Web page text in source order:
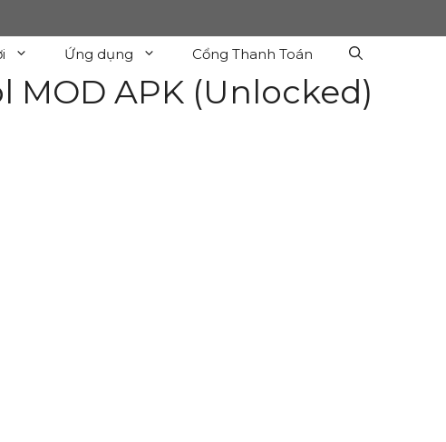
Ứng dụng Cổng Thanh Toán
MOD APK (Unlocked)